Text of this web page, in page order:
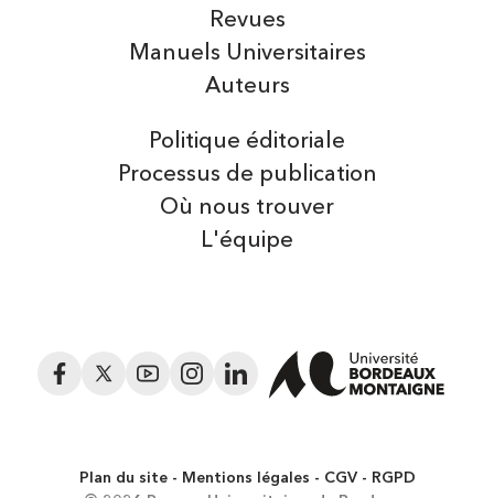
Auteurs
Manuels Universitaires
Revues
Politique éditoriale
Processus de publication
Où nous trouver
L'équipe
Facebook
Twitter YouTubeInstagramLinkedIn
Plan du site Mentions légales CGV
RGPD